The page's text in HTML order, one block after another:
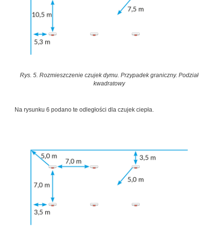
Rys. 5. Rozmieszczenie czujek dymu. Przypadek graniczny. Podział
kwadratowy
Na rysunku 6 podano te odległości dla czujek ciepła.